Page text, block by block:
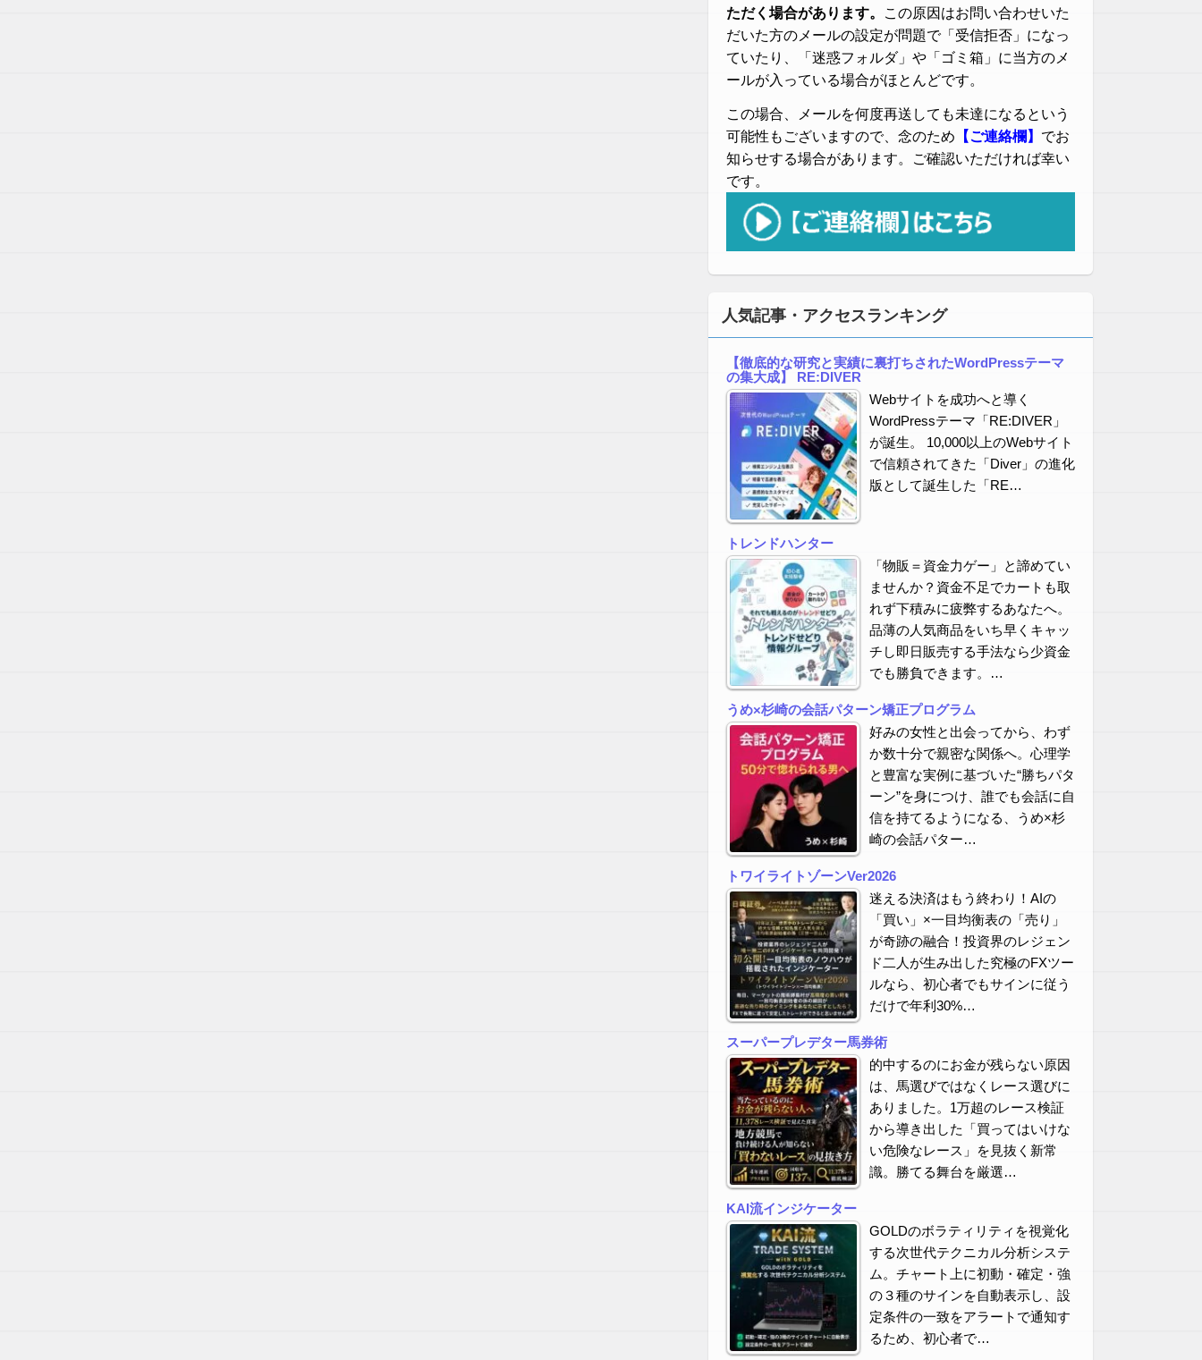
ただく場合があります。
この原因はお問い合わせいた
だいた方のメールの設定が問題で「受信拒否」になっ
ていたり、「迷惑フォルダ」や「ゴミ箱」に当方のメ
ールが入っている場合がほとんどです。
この場合、メールを何度再送しても未達になるという
可能性もございますので、念のため 【ご連絡欄】 でお
知らせする場合があります。ご確認いただければ幸い
です。
人気記事・アクセスランキング
【徹底的な研究と実績に裏打ちされたWordPressテーマ
の集大成】 RE:DIVER
Webサイトを成功へと導く
WordPressテーマ「RE:DIVER」
が誕生。 10,000以上のWebサイト
で信頼されてきた「Diver」の進化
版として誕生した「RE…
トレンドハンター
「物販＝資金力ゲー」と諦めてい
ませんか？資金不足でカートも取
れず下積みに疲弊するあなたへ。
品薄の人気商品をいち早くキャッ
チし即日販売する手法なら少資金
でも勝負できます。…
うめ×杉崎の会話パターン矯正プログラム
好みの女性と出会ってから、わず
か数十分で親密な関係へ。心理学
と豊富な実例に基づいた“勝ちパタ
ーン”を身につけ、誰でも会話に自
信を持てるようになる、うめ×杉
崎の会話パター…
トワイライトゾーンVer2026
迷える決済はもう終わり！AIの
「買い」×一目均衡表の「売り」
が奇跡の融合！投資界のレジェン
ド二人が生み出した究極のFXツー
ルなら、初心者でもサインに従う
だけで年利30%…
スーパープレデター馬券術
的中するのにお金が残らない原因
は、馬選びではなくレース選びに
ありました。1万超のレース検証
から導き出した「買ってはいけな
い危険なレース」を見抜く新常
識。勝てる舞台を厳選…
KAI流インジケーター
GOLDのボラティリティを視覚化
する次世代テクニカル分析システ
ム。チャート上に初動・確定・強
の３種のサインを自動表示し、設
定条件の一致をアラートで通知す
るため、初心者で…